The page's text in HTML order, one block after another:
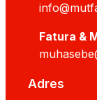
Fatura &
Adres